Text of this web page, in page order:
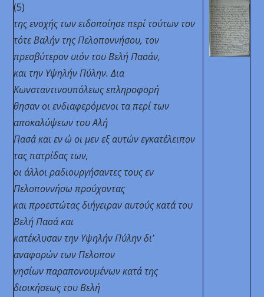
(5)
της ενοχής των ειδοποίησε περί τούτων τον
τότε Βαλήν της Πελοποννήσου, τον
πρεσβύτερον υιόν του Βελή Πασάν,
και την Υψηλήν Πύλην. Δια
Κωνσταντινουπόλεως επληροφορή
θησανοι ενδιαφερόμενοι τα περί των
αποκαλύψεων του Αλή
Πασά και εν ώ οι μεν εξ αυτών εγκατέλειπον
τας πατρίδας των,
οι άλλοι ραδιουργήσαντες τους εν
Πελοποννήσω προύχοντας
και προεστώτας διήγειραν αυτούς κατά του
Βελή Πασά και
κατέκλυσαν την Υψηλήν Πύλην δι’
αναφορών των Πελοπον
νησίων παραπονουμένων κατά της
διοικήσεως του Βελή